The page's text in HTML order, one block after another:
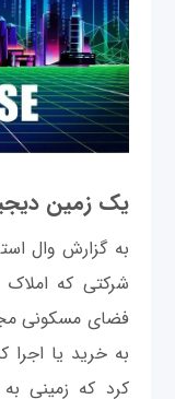
یک زمین دیجیتال 4.3
شرکتی که املاک
فضای مسکونی